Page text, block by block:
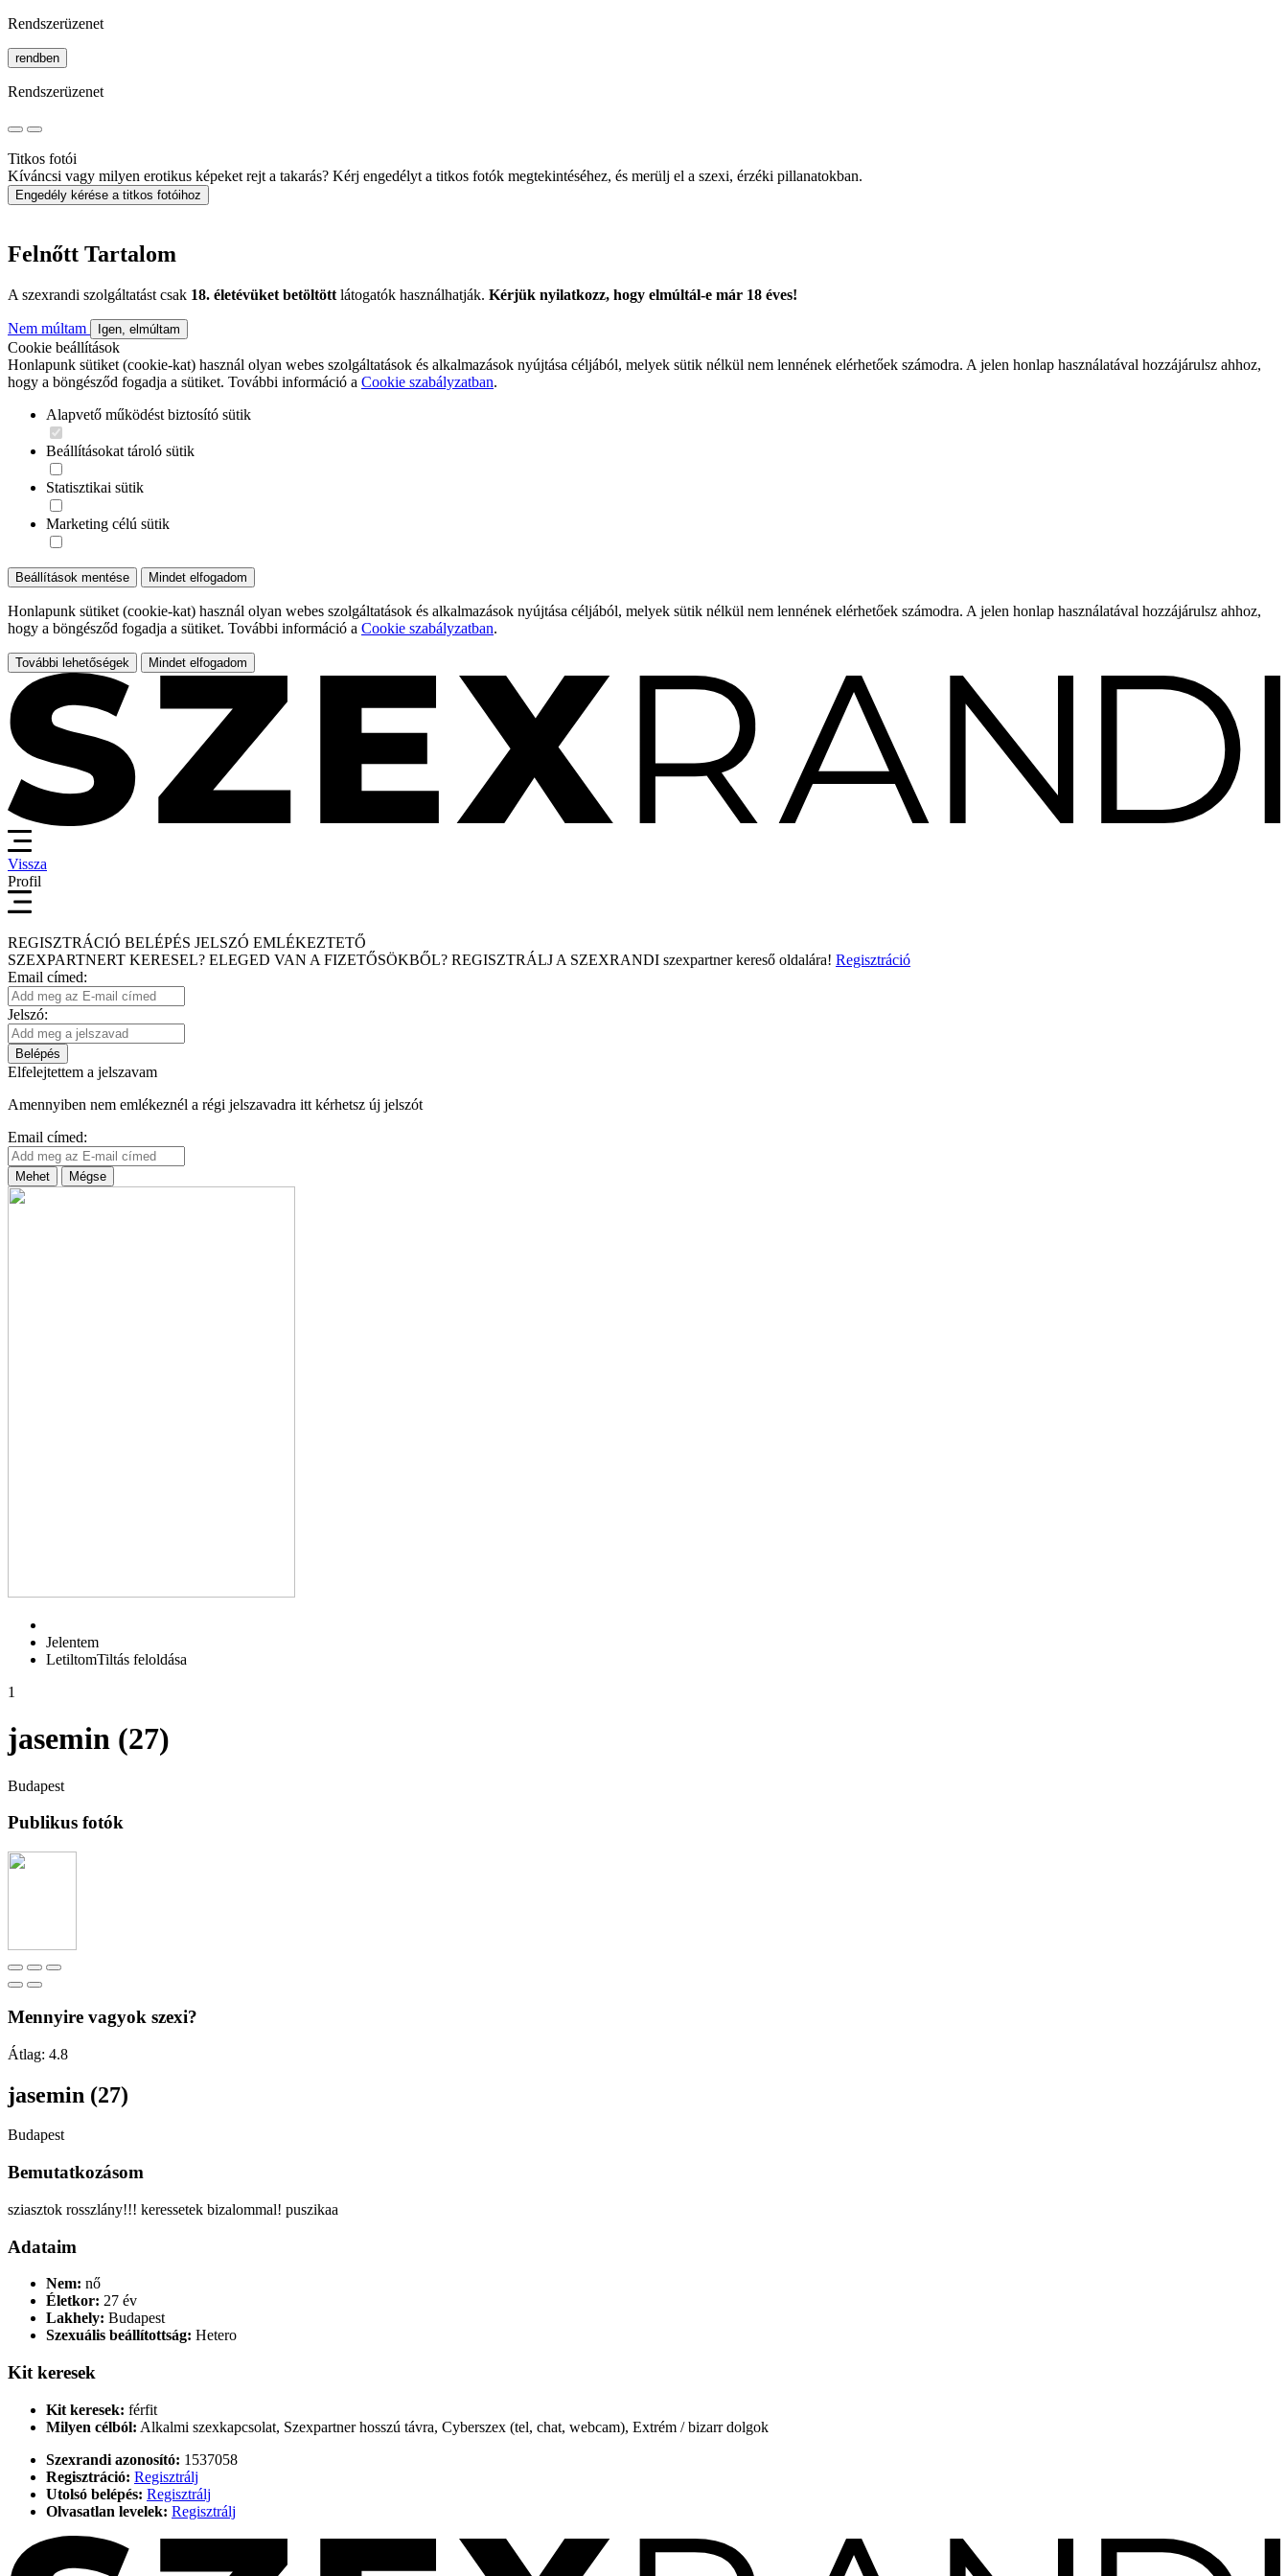
Rendszerüzenet
rendben
Rendszerüzenet
Titkos fotói
Kíváncsi vagy milyen erotikus képeket rejt a takarás? Kérj engedélyt a titkos fotók megtekintéséhez, és merülj el a szexi, érzéki pillanatokban.
Engedély kérése a titkos fotóihoz
Felnőtt Tartalom
A szexrandi szolgáltatást csak 18. életévüket betöltött látogatók használhatják. Kérjük nyilatkozz, hogy elmúltál-e már 18 éves!
Nem múltam Igen, elmúltam
Cookie beállítások
Honlapunk sütiket (cookie-kat) használ olyan webes szolgáltatások és alkalmazások nyújtása céljából, melyek sütik nélkül nem lennének elérhetőek számodra. A jelen honlap használatával hozzájárulsz ahhoz,
hogy a böngésződ fogadja a sütiket. További információ a Cookie szabályzatban.
Alapvető működést biztosító sütik
Beállításokat tároló sütik
Statisztikai sütik
Marketing célú sütik
Beállítások mentése Mindet elfogadom
Honlapunk sütiket (cookie-kat) használ olyan webes szolgáltatások és alkalmazások nyújtása céljából, melyek sütik nélkül nem lennének elérhetőek számodra. A jelen honlap használatával hozzájárulsz ahhoz,
hogy a böngésződ fogadja a sütiket. További információ a Cookie szabályzatban.
További lehetőségek Mindet elfogadom
Vissza
Profil
REGISZTRÁCIÓ BELÉPÉS JELSZÓ EMLÉKEZTETŐ
SZEXPARTNERT KERESEL? ELEGED VAN A FIZETŐSÖKBŐL? REGISZTRÁLJ A SZEXRANDI szexpartner kereső oldalára! Regisztráció
Email címed:
Jelszó:
Belépés
Elfelejtettem a jelszavam
Amennyiben nem emlékeznél a régi jelszavadra itt kérhetsz új jelszót
Email címed:
Mehet Mégse
Jelentem
LetiltomTiltás feloldása
1
jasemin (27)
Budapest
Publikus fotók
Mennyire vagyok szexi?
Átlag: 4.8
jasemin (27)
Budapest
Bemutatkozásom
sziasztok rosszlány!!! keressetek bizalommal! puszikaa
Adataim
Nem: nő
Életkor: 27 év
Lakhely: Budapest
Szexuális beállítottság: Hetero
Kit keresek
Kit keresek: férfit
Milyen célból: Alkalmi szexkapcsolat, Szexpartner hosszú távra, Cyberszex (tel, chat, webcam), Extrém / bizarr dolgok
Szexrandi azonosító: 1537058
Regisztráció: Regisztrálj
Utolsó belépés: Regisztrálj
Olvasatlan levelek: Regisztrálj